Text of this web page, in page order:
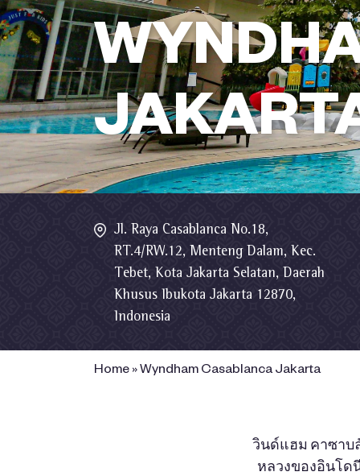
Jl. Raya Casablanca No.18,
RT.4/RW.12, Menteng Dalam, Kec.
Tebet, Kota Jakarta Selatan, Daerah
Khusus Ibukota Jakarta 12870,
Indonesia
Home »Wyndham Casablanca Jakarta
วินด์แฮม คาซาบ
หลวงของอินโด